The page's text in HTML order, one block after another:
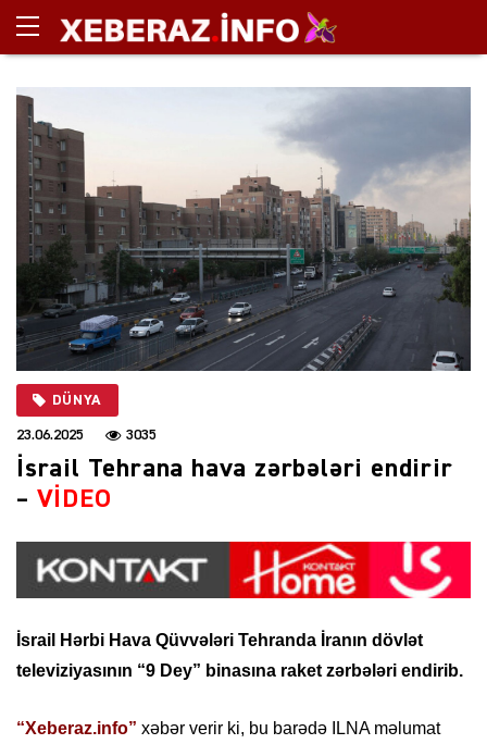
DÜNYA
23.06.2025 3035
İsrail Tehrana hava zərbələri endirir
– VİDEO
İsrail Hərbi Hava Qüvvələri Tehranda İranın dövlət
televiziyasının “9 Dey” binasına raket zərbələri endirib.
“Xeberaz.info” xəbər verir ki, bu barədə ILNA məlumat